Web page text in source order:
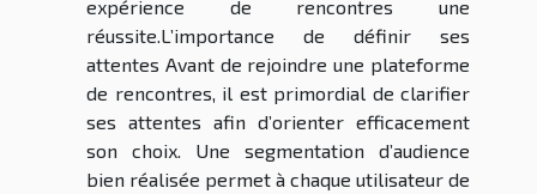
expérience de rencontres une
réussite.L’importance de définir ses
attentes Avant de rejoindre une plateforme
de rencontres, il est primordial de clarifier
ses attentes afin d’orienter efficacement
son choix. Une segmentation d’audience
bien réalisée permet à chaque utilisateur de